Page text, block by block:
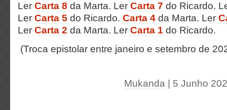
Ler Carta 8 da Marta. Ler Carta 7 do Ricardo.
Ler Carta 5 do Ricardo. Carta 4 da Marta. Ler
Ler Carta 2 da Marta. Ler Carta 1 do Ricardo.
(Troca epistolar entre janeiro e setembro de
Mukanda | 5 Junho